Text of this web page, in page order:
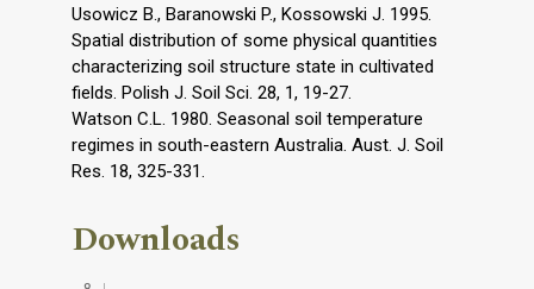
Usowicz B., Baranowski P., Kossowski J. 1995.
Spatial distribution of some physical quantities
characterizing soil structure state in cultivated
fields. Polish J. Soil Sci. 28, 1, 19-27.
Watson C.L. 1980. Seasonal soil temperature
regimes in south-eastern Australia. Aust. J. Soil
Res. 18, 325-331.
Downloads